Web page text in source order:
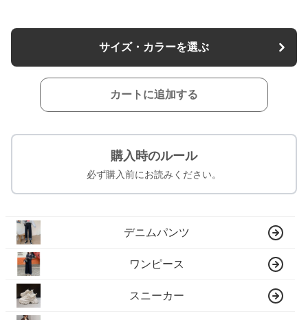
サイズ・カラーを選ぶ
カートに追加する
購入時のルール
必ず購入前にお読みください。
デニムパンツ
ワンピース
スニーカー